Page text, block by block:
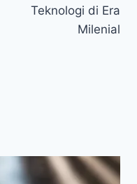
Teknologi di Era
Milenial